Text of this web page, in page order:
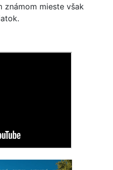
známom mieste však